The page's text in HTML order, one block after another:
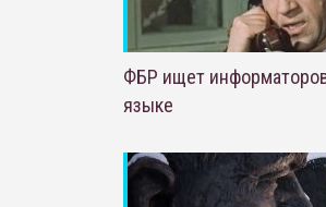
ФБР ищет
языке